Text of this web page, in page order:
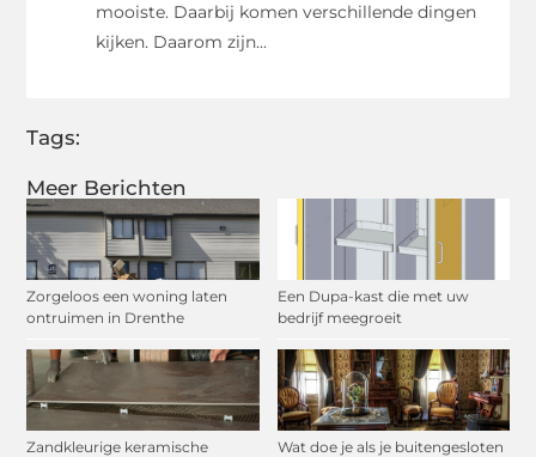
Meer Berichten
Zorgeloos een woning laten
ontruimen in Drenthe
Een Dupa-kast die met uw
bedrijf meegroeit
Zandkleurige keramische
Wat doe je als je buitengesloten
mooiste. Daarbij komen verschillende dingen
kijken. Daarom zijn...
Tags: